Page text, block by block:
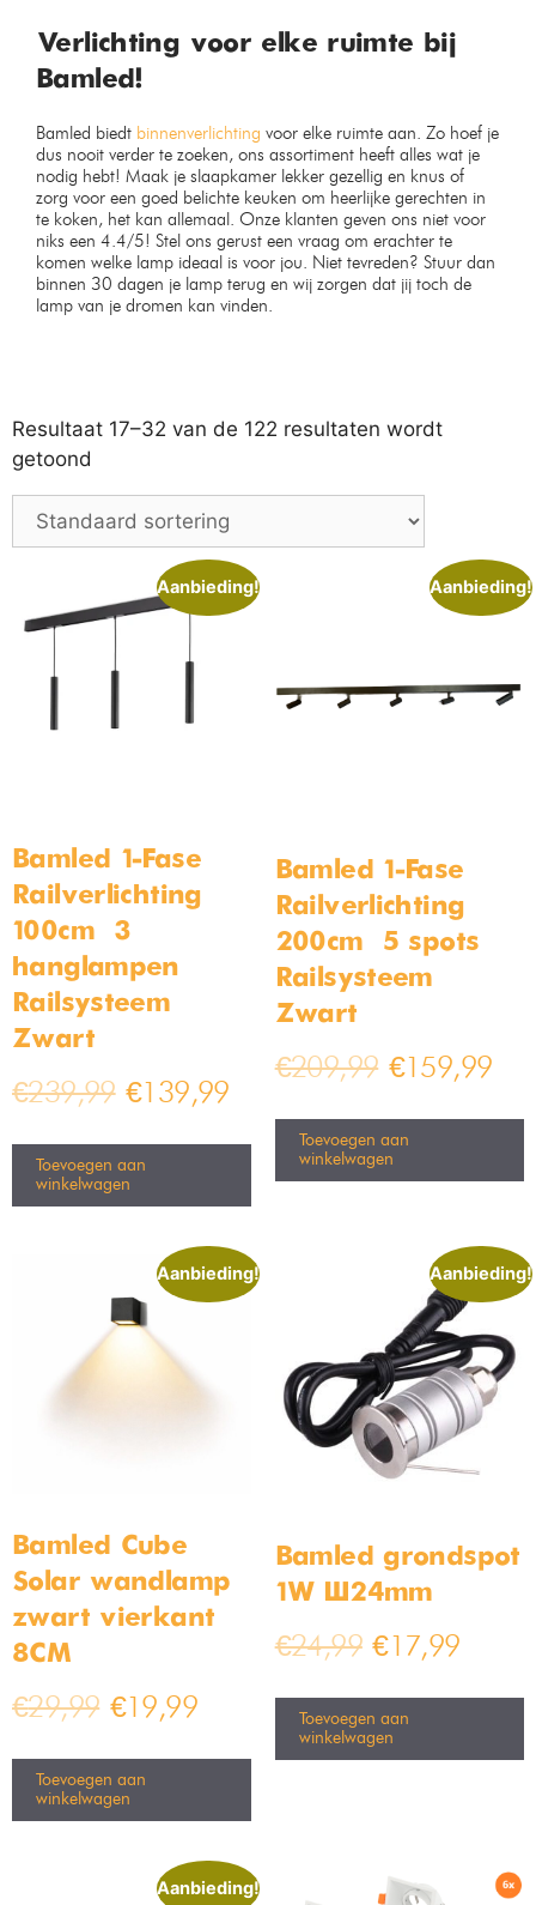
Moderne plafondlamp ronde
Op voorraad Op voorraad
Moderne hanglamp smoked
glas
Op voorraad
€89,99 €49,99
wolk lamp 30cm
84,99 €59,99
Moderne plafondlamp cirkel
24cm
€59,99
hanglamp bamboe 30cm
79,99 €69,99